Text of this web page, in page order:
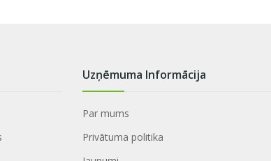
Uzņēmuma Informācija
Par mums
Privātuma politika